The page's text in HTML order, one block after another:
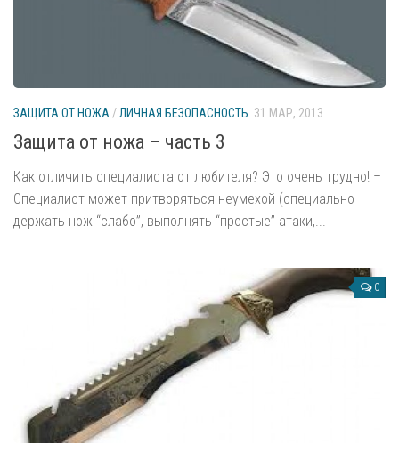
Наши услуги
Контакты
Оборудование
Объектовое абонентское оборудование
Оборудование для пожарной сигнализации
Видеокамеры
Видеорегистраторы
Системы навигации
Системы мини-АТС
ЗАЩИТА ОТ НОЖА /ЛИЧНАЯ БЕЗОПАСНОСТЬ 31 МАР, 2013
Защита от ножа – часть 3
Как отличить специалиста от любителя? Это очень трудно! –
Специалист может притворяться неумехой (специально
держать нож “слабо”, выполнять “простые” атаки,...
0